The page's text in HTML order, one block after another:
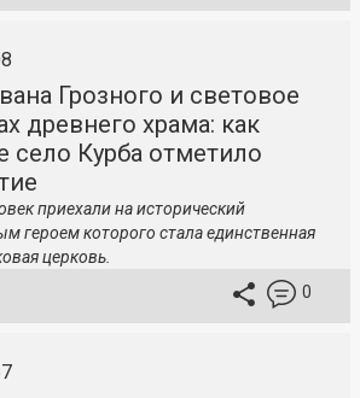
Грозного и световое
древнего храма: как
село Курба отметило
приехали на исторический
героем которого стала единственная
церковь.
0